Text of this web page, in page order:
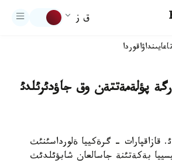
ق ز
تاعايىنداۋاقوردا
پؤلةمةتتةن وق جاؤدئرئلدئ
قازاننئث 28-ئ. قازاقپارات - گرةكييا ةلورداسئنئث
بةكةتئنة جاسالعان شابؤئلدئث